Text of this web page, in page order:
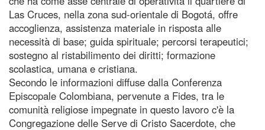
Las Cruces, nella zona sud-orientale di Bogotá, offre
accoglienza, assistenza materiale in risposta alle
necessità di base; guida spirituale; percorsi terapeutici;
sostegno al ristabilimento dei diritti; formazione
scolastica, umana e cristiana.
Secondo le informazioni diffuse dalla Conferenza
Episcopale Colombiana, pervenute a Fides, tra le
comunità religiose impegnate in questo lavoro c'è la
Congregazione delle Serve di Cristo Sacerdote, che